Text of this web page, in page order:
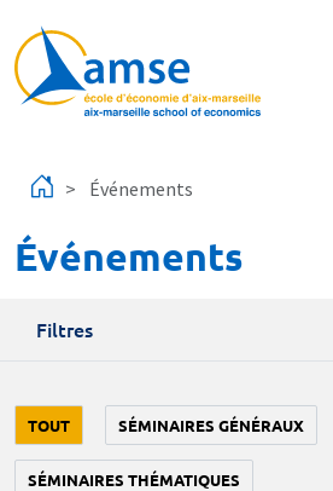
Événements
Événements
Filtres
TOUT SÉMINAIRES GÉNÉRAUX
SÉMINAIRES THÉMATIQUES